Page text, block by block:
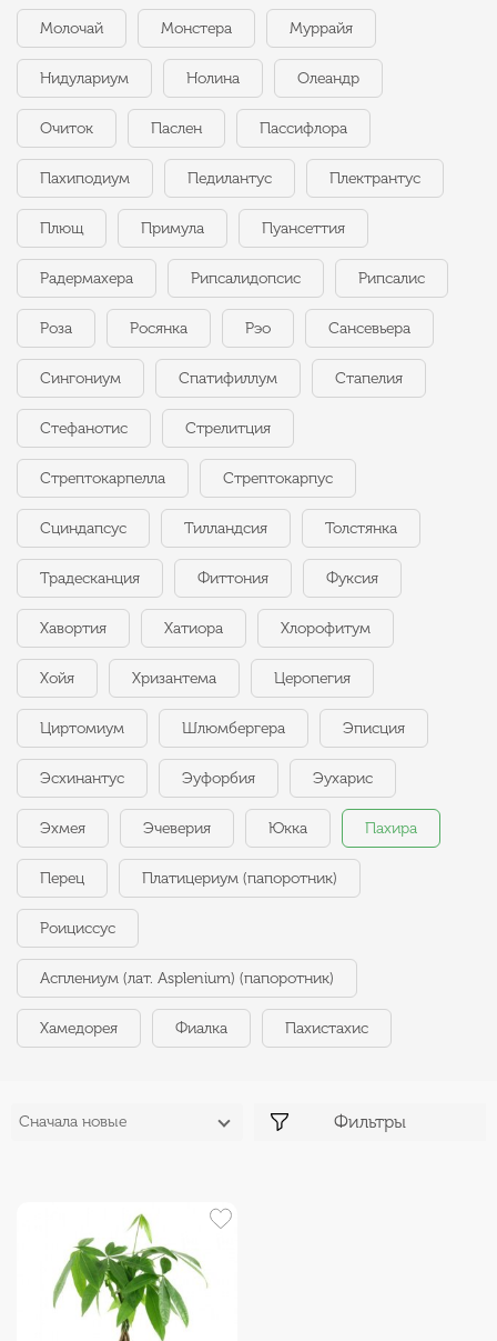
Молочай Монстера Муррайя
Нидулариум Нолина Олеандр
Очиток Паслен Пассифлора
Пахиподиум Педилантус Плектрантус
Плющ Примула Пуансеттия
Радермахера Рипсалидопсис Рипсалис
Роза Росянка Рэо Сансевьера
Сингониум Спатифиллум Стапелия
Стефанотис Стрелитция
Стрептокарпелла Стрептокарпус
Сциндапсус Тилландсия Толстянка
Традесканция Фиттония Фуксия
Хавортия Хатиора Хлорофитум
Хойя Хризантема Церопегия
Циртомиум Шлюмбергера Эписция
Эсхинантус Эуфорбия Эухарис
Эхмея Эчеверия Юкка Пахира
Перец Платицериум (папоротник)
Роициссус
Асплениум (лат. Asplenium) (папоротник)
Хамедорея Фиалка Пахистахис
Сначала новые Фильтры